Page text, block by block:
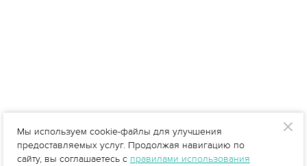
Мы используем cookie-файлы для улучшения
предоставляемых услуг. Продолжая навигацию по
сайту, вы соглашаетесь с правилами использования